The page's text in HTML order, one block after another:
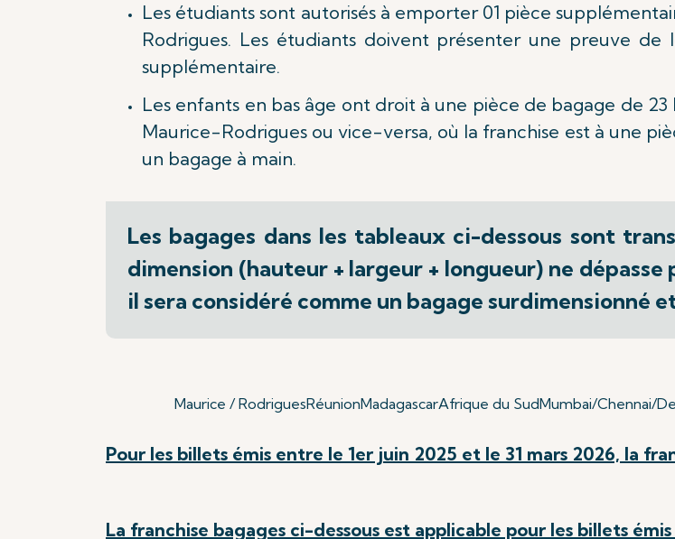
Les étudiants sont autorisés à emporter 01 pièce
Rodrigues. Les étudiants doivent présenter une preuve
supplémentaire.
Les enfants en bas âge ont droit à une pièce de bagage de
Maurice-Rodrigues ou vice-versa, où la franchise est à une
un bagage à main.
Les bagages dans les tableaux ci-dessous sont
dimension (hauteur + largeur + longueur) ne dépasse
il sera considéré comme un bagage surdimensionné
Maurice / RodriguesRéunionMadagascarAfrique du SudMumbai/Chennai/
Pour les billets émis entre le 1er juin 2025 et le 31 mars 2026, la
La franchise bagages ci-dessous est applicable pour les billets